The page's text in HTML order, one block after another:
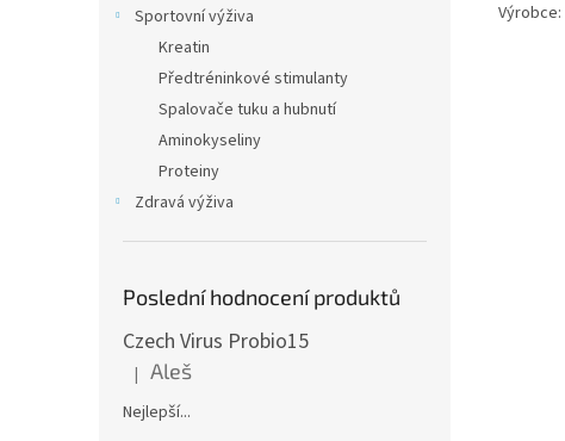
Sportovní výživa
Kreatin
Předtréninkové stimulanty
Spalovače tuku a hubnutí
Aminokyseliny
Proteiny
Zdravá výživa
Poslední hodnocení produktů
Czech Virus Probio15
Hodnocení produktu je 5 z 5 hvězdiček.
| Aleš
Nejlepší...
Výrobce: